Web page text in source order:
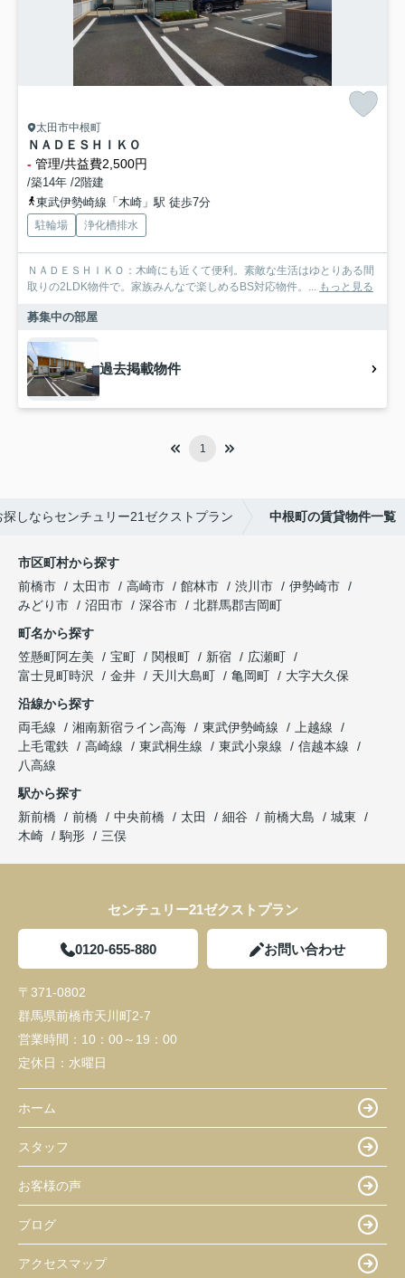
太田市中根町
ＮＡＤＥＳＨＩＫＯ
- 管理/共益費2,500円
/築14年 /2階建
東武伊勢崎線「木崎」駅 徒歩7分
駐輪場 浄化槽排水
ＮＡＤＥＳＨＩＫＯ：木崎にも近くて便利。素敵な生活はゆとりある間
取りの2LDK物件で。家族みんなで楽しめるBS対応物件。... もっと見る
募集中の部屋
過去掲載物件
1
しならセンチュリー21ゼクストプラン 中根町の賃貸物件一覧
市区町村から探す
前橋市
太田市 高崎市 館林市 渋川市
伊勢崎市
みどり市
沼田市 深谷市
北群馬郡吉岡町
町名から探す
笠懸町阿左美
宝町 関根町 新宿
広瀬町
富士見町時沢
金井 天川大島町 亀岡町
大字大久保
沿線から探す
両毛線
湘南新宿ライン高海 東武伊勢崎線
上越線
上毛電鉄
高崎線 東武桐生線 東武小泉線
信越本線
八高線
駅から探す
新前橋
前橋 中央前橋 太田 細谷 前橋大島
城東
木崎
駒形 三俣
センチュリー21ゼクストプラン
0120-655-880 お問い合わせ
〒371-0802
群馬県前橋市天川町2-7
営業時間： 10：00～19：00
定休日： 水曜日
ホーム
スタッフ
お客様の声
ブログ
アクセスマップ